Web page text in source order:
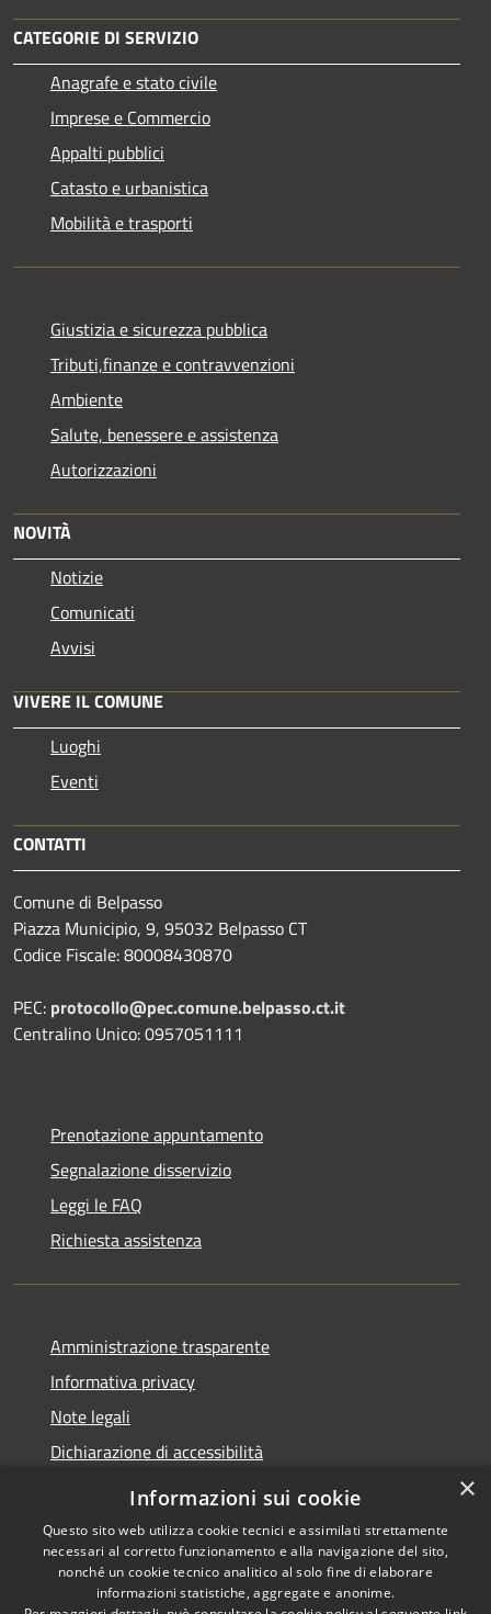
CATEGORIE DI SERVIZIO
Anagrafe e stato civile
Imprese e Commercio
Appalti pubblici
Catasto e urbanistica
Mobilità e trasporti
Giustizia e sicurezza pubblica
Tributi,finanze e contravvenzioni
Ambiente
Salute, benessere e assistenza
Autorizzazioni
NOVITÀ
Notizie
Comunicati
Avvisi
VIVERE IL COMUNE
Luoghi
Eventi
CONTATTI
Comune di Belpasso
Piazza Municipio, 9, 95032 Belpasso CT
Codice Fiscale: 80008430870
PEC: protocollo@pec.comune.belpasso.ct.it
Centralino Unico: 0957051111
Prenotazione appuntamento
Segnalazione disservizio
Leggi le FAQ
Richiesta assistenza
Amministrazione trasparente
Informativa privacy
Note legali
Dichiarazione di accessibilità
RSS
Accessibilità
Copyright © 2026 • Comune di
Belpasso • Powered by
×
Informazioni sui cookie
Questo sito web utilizza cookie tecnici e assimilati strettamente
necessari al corretto funzionamento e alla navigazione del sito,
nonché un cookie tecnico analitico al solo fine di elaborare
informazioni statistiche, aggregate e anonime.